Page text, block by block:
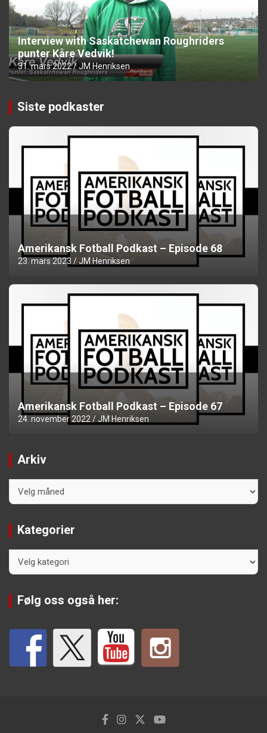
Interview with Saskatchewan Roughriders
punter Kåre Vedvik!
31. mars 2022 JM Henriksen
Siste podkaster
Amerikansk Fotball Podkast – Episode 68
23. mars 2023 JM Henriksen
Amerikansk Fotball Podkast – Episode 67
24. november 2022 JM Henriksen
Arkiv
Kategorier
Følg oss også her: